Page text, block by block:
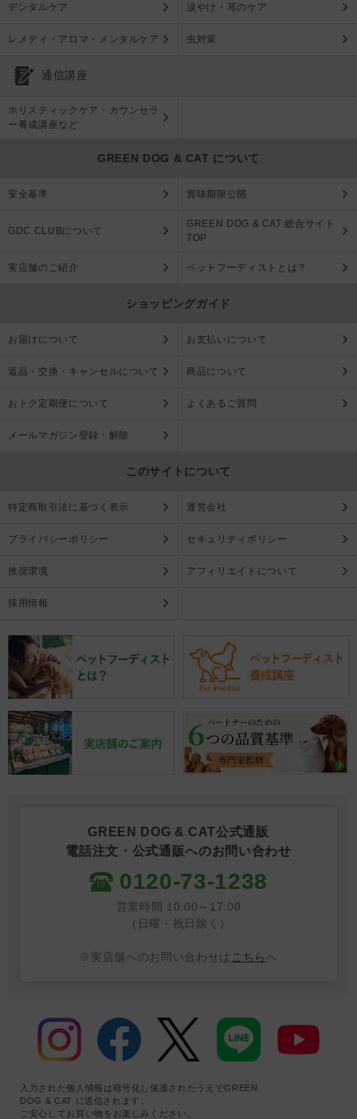
デンタルケア 涙やけ・耳のケア
レメディ・アロマ・メンタルケア 虫対策
通信講座
ホリスティックケア・カウンセラ
ー養成講座など
GREEN DOG & CAT について
安全基準 賞味期限公開
GDC CLUBについて
GREEN DOG & CAT 総合サイト
TOP
実店舗のご紹介 ペットフーディストとは？
ショッピングガイド
お届けについて お支払いについて
返品・交換・キャンセルについて 商品について
おトク定期便について よくあるご質問
メールマガジン登録・解除
このサイトについて
特定商取引法に基づく表示 運営会社
プライバシーポリシー セキュリティポリシー
推奨環境 アフィリエイトについて
採用情報
GREEN DOG & CAT公式通販
電話注文・公式通販へのお問い合わせ
0120-73-1238
営業時間 10:00～17:00
（日曜・祝日除く）
※実店舗へのお問い合わせは こちらへ
入力された個人情報は暗号化し保護されたうえでGREEN
DOG & CAT に送信されます。
ご安心してお買い物をお楽しみください。